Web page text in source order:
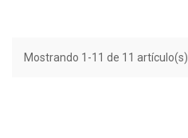
Mostrando 1-11 de 11 artículo(s)